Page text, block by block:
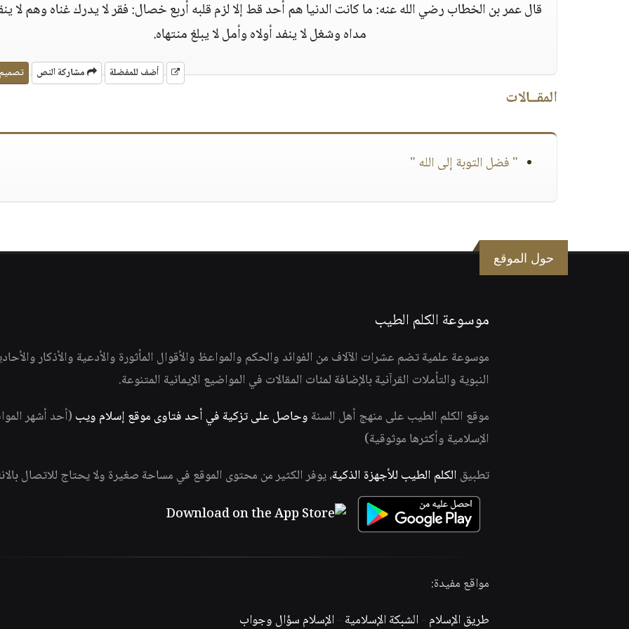
قال عمر بن الخطاب رضي الله عنه: ما كانت الدنيا هم أحد قط إلا لزم قلبه أربع خصال: فقر لا يدرك غناه وهم لا
مداه وشغل لا ينفد أولاه وأمل لا يبلغ منتهاه.
أضف للمفضلة مشاركة النص
المقــالات
" فضل التوبة إلى الله "
حول الموقع
موسوعة الكلم الطيب
موسوعة علمية تضم عشرات الآلاف من الفوائد والحكم والمواعظ والأقوال المأثورة والأدعية والأذكار
النبوية والتأملات القرآنية بالإضافة لمئات المقالات في المواضيع الإيمانية المتنوعة.
موقع الكلم الطيب على منهج أهل السنة وحاصل على تزكية في أحد فتاوى موقع إسلام ويب(أحد أشهر
الإسلامية وأكثرها موثوقية)
تطبيق الكلم الطيب للأجهزة الذكية، يوفر الكثير من محتوى الموقع في مساحة صغيرة ولا يحتاج للاتصال
مواقع مفيدة:
طريق الإسلام -الشبكة الإسلامية -الإسلام سؤال وجواب